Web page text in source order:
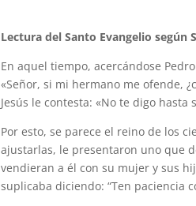
Lectura del Santo Evangelio según
En aquel tiempo, acercándose
«Señor, si mi hermano me ofende,
Jesús le contesta: «No te digo hasta
Por esto, se parece el reino de los
ajustarlas, le presentaron uno que
vendieran a él con su mujer y sus
suplicaba diciendo: “Ten paciencia